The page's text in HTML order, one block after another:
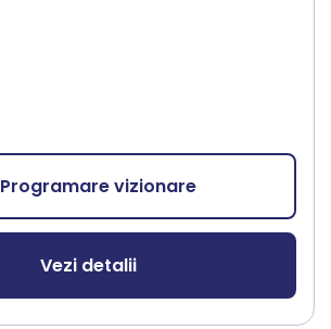
Programare vizionare
Vezi detalii